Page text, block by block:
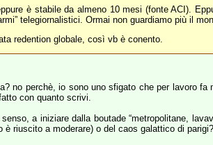
è stabile da almeno 10 mesi (fonte ACI).
telegiornalistici. Ormai non guardiamo più il
redention globale, così vb è conento.
no perchè, io sono uno sfigato che per lavoro fa
con quanto scrivi.
a iniziare dalla boutade “metropolitane,
riuscito a moderare) o del caos galattico di